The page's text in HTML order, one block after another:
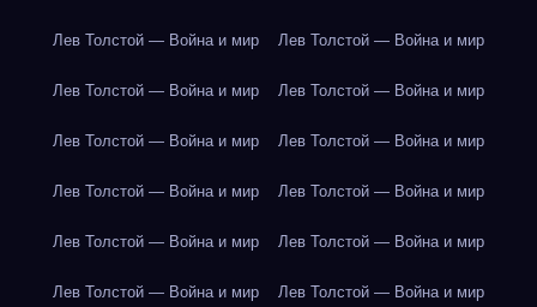
Лев Толстой — Война и мир Лев Толстой — Война и мир
Лев Толстой — Война и мир Лев Толстой — Война и мир
Лев Толстой — Война и мир Лев Толстой — Война и мир
Лев Толстой — Война и мир Лев Толстой — Война и мир
Лев Толстой — Война и мир Лев Толстой — Война и мир
Лев Толстой — Война и мир Лев Толстой — Война и мир